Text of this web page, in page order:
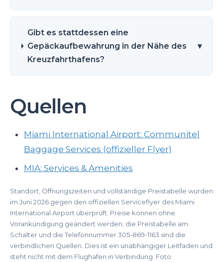
Gibt es stattdessen eine
Gepäckaufbewahrung in der Nähe des
Kreuzfahrthafens?
▾
Quellen
Miami International Airport: Communitel
Baggage Services (offizieller Flyer)
MIA: Services & Amenities
Standort, Öffnungszeiten und vollständige Preistabelle wurden
im Juni 2026 gegen den offiziellen Serviceflyer des Miami
International Airport überprüft. Preise können ohne
Vorankündigung geändert werden; die Preistabelle am
Schalter und die Telefonnummer 305-869-1163 sind die
verbindlichen Quellen. Dies ist ein unabhängiger Leitfaden und
steht nicht mit dem Flughafen in Verbindung. Foto: